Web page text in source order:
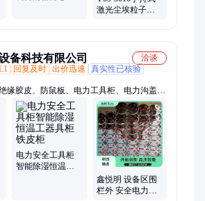
激光尘埃粒子计
备科技有限公司
洽谈
回复及时 出价迅速
真实性已核验
缘胶皮、防鼠板、电力工具柜、电力沟盖
、挡鼠板、围栏网、警示桩、警示桶、防撞
栏、绝缘梯、绝缘凳、高压接地线、令克
拉线护套、防护桶、电缆支架、警示带、防
电力安全工具柜
智能除湿恒温工
鑫悦明 设备区围
栏外 安全电力标